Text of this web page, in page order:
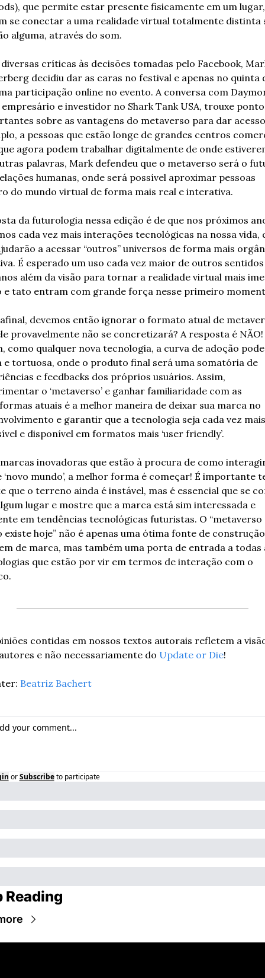
que permite estar presente fisicamente em um lugar,
se conectar a uma realidade virtual totalmente distinta
alguma, através do som.
críticas às decisões tomadas pelo Facebook,
decidiu dar as caras no festival e apenas no quinta
participação online no evento. A conversa com
empresário e investidor no Shark Tank USA, trouxe
sobre as vantagens do metaverso para dar
a pessoas que estão longe de grandes centros
agora podem trabalhar digitalmente de onde
palavras, Mark defendeu que o metaverso será o
humanas, onde será possível aproximar pessoas
do mundo virtual de forma mais real e interativa.
da futurologia nessa edição é de que nos próximos
cada vez mais interações tecnológicas na nossa vida,
a acessar “outros” universos de forma mais
É esperado um uso cada vez maior de outros sentidos
além da visão para tornar a realidade virtual mais
e tato entram com grande força nesse primeiro
devemos então ignorar o formato atual de
provavelmente não se concretizará? A resposta é NÃO!
como qualquer nova tecnologia, a curva de adoção
e tortuosa, onde o produto final será uma somatória de
e feedbacks dos próprios usuários. Assim,
o ‘metaverso’ e ganhar familiaridade com as
atuais é a melhor maneira de deixar sua marca no
e garantir que a tecnologia seja cada vez mais
e disponível em formatos mais ‘user friendly’.
inovadoras que estão à procura de como
‘novo mundo’, a melhor forma é começar! É importante
que o terreno ainda é instável, mas é essencial que se
lugar e mostre que a marca está sim interessada e
em tendências tecnológicas futuristas. O “metaverso
existe hoje” não é apenas uma ótima fonte de
de marca, mas também uma porta de entrada a todas
que estão por vir em termos de interação com o
contidas em nossos textos autorais refletem a
e não necessariamente do Update or Die!
Beatriz Bachert
or Subscribe to participate
Reading